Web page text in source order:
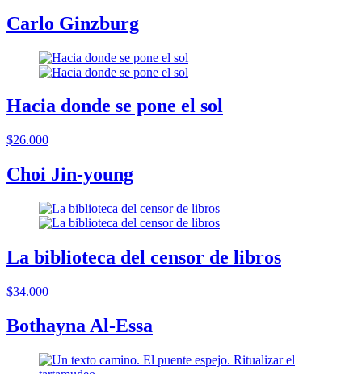
Carlo Ginzburg
Hacia donde se pone el sol
$26.000
Choi Jin-young
La biblioteca del censor de libros
$34.000
Bothayna Al-Essa